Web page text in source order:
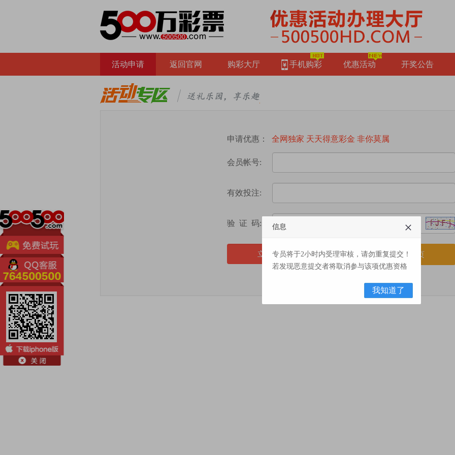
活动申请 返回官网 购彩大厅 手机购彩 优惠活动 开奖公告
申请优惠： 全网独家 天天得意彩金 非你莫属
会员帐号:
有效投注:
验 证 码:
返回首页
信息
专员将于2小时内受理审核，请勿重复提交！
若发现恶意提交者将取消参与该项优惠资格
我知道了